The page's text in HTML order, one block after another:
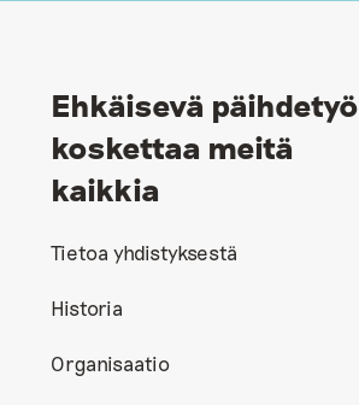
Ehkäisevä päihdetyö
koskettaa meitä
kaikkia
Tietoa yhdistyksestä
Historia
Organisaatio